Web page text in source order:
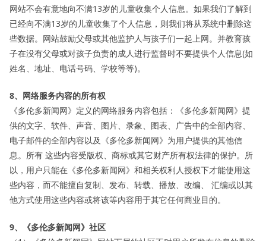
网站不会有意地向不满13岁的儿童收集个人信息。如果我们了解到
已经向不满13岁的儿童收集了个人信息，则我们将从系统中删除这
些数据。网站鼓励父母或其他监护人与孩子们一起上网。并教育孩
子在没有父母或对孩子负责的成人进行监督时不要提供个人信息(如
姓名、地址、电话号码、学校等等)。
8、网络服务内容的所有权
《多伦多新闻网》定义的网络服务内容包括：《多伦多新闻网》提
供的文字、软件、声音、图片、录象、图表、广告中的全部内容、
电子邮件的全部内容以及《多伦多新闻网》为用户提供的其他信
息。所有 这些内容受版权、商标或其它财产所有权法律的保护。所
以，用户只能在《多伦多新闻网》和相关权利人授权下才能使用这
些内容，而不能擅自复制、发布、转载、播放、改编、 汇编或以其
他方式使用这些内容或将该等内容用于其它任何商业目的。
9、《多伦多新闻网》社区